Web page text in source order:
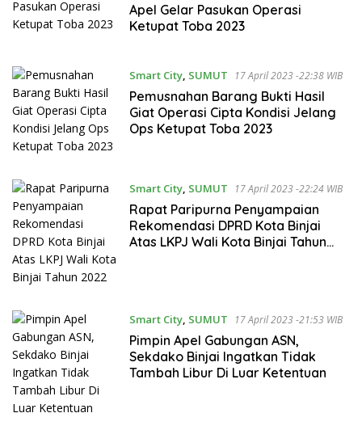
Apel Gelar Pasukan Operasi
Ketupat Toba 2023
Smart City, SUMUT 17 April 2023 -22:38 WIB
Pemusnahan Barang Bukti Hasil
Giat Operasi Cipta Kondisi Jelang
Ops Ketupat Toba 2023
Smart City, SUMUT 17 April 2023 -22:24 WIB
Rapat Paripurna Penyampaian
Rekomendasi DPRD Kota Binjai
Atas LKPJ Wali Kota Binjai Tahun
Smart City, SUMUT 17 April 2023 -21:53 WIB
Pimpin Apel Gabungan ASN,
Sekdako Binjai Ingatkan Tidak
Tambah Libur Di Luar Ketentuan